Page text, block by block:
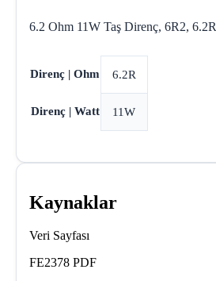
6.2 Ohm 11W Taş Direnç, 6R2, 6.2R
Direnç | Ohm 6.2R
Direnç | Watt 11W
Kaynaklar
Veri Sayfası
FE2378 PDF